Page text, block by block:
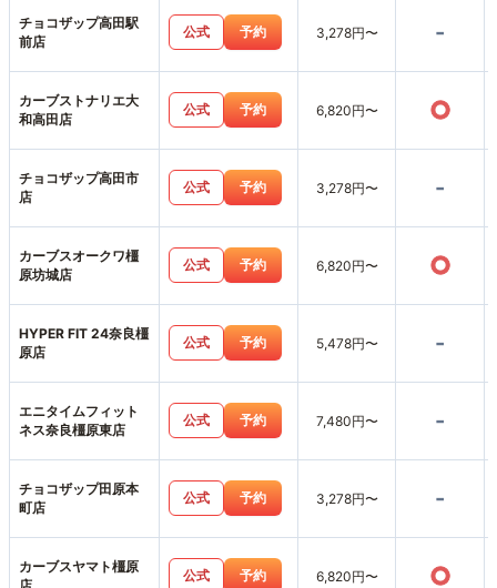
チョコザップ高田駅
前店
公式 予約 3,278円〜 -
カーブストナリエ大
和高田店
公式 予約 6,820円〜 ○
チョコザップ高田市
店
公式 予約 3,278円〜 -
カーブスオークワ橿
原坊城店
公式 予約 6,820円〜 ○
HYPER FIT 24奈良橿
原店
公式 予約 5,478円〜 -
エニタイムフィット
ネス奈良橿原東店
公式 予約 7,480円〜 -
チョコザップ田原本
町店
公式 予約 3,278円〜 -
カーブスヤマト橿原
公式 予約 6,820円〜 ○